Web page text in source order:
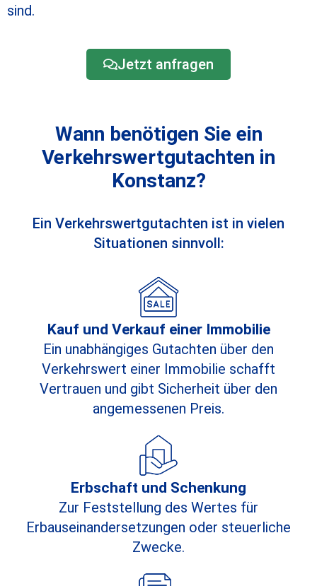
sind.
Jetzt anfragen
Wann benötigen Sie ein
Verkehrswertgutachten in
Konstanz?
Ein Verkehrswertgutachten ist in vielen
Situationen sinnvoll:
Kauf und Verkauf einer Immobilie
Ein unabhängiges Gutachten über den
Verkehrswert einer Immobilie schafft
Vertrauen und gibt Sicherheit über den
angemessenen Preis.
Erbschaft und Schenkung
Zur Feststellung des Wertes für
Erbauseinandersetzungen oder steuerliche
Zwecke.